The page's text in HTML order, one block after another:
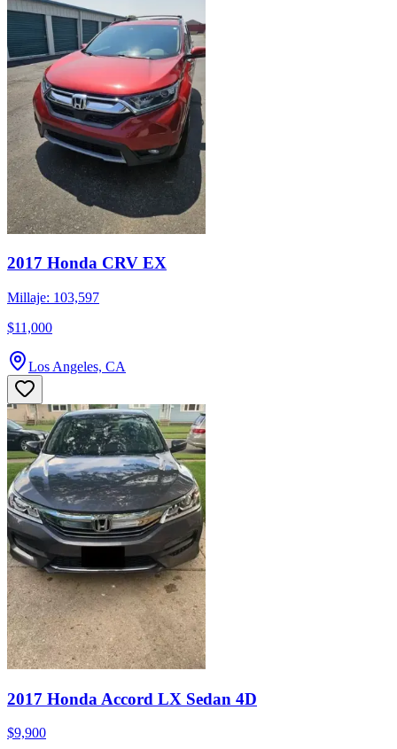
2017 Honda CRV EX
Millaje: 103,597
$11,000
Los Angeles, CA
2017 Honda Accord LX Sedan 4D
$9,900